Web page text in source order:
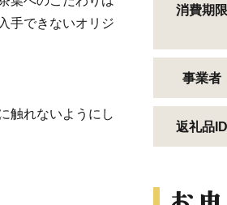
手できないオリジ
触れないようにし
消費期限
事業者
返礼品ID